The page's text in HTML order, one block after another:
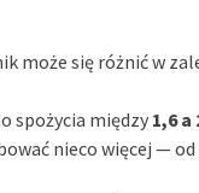
może się różnić w
spożycia między 1,6 a
nieco więcej — od